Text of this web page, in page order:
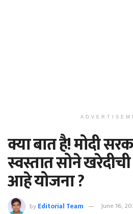
क्या बात है! मोदी
स्वस्तात सोने
आहे ​​योजना ?
byEditorial Team June 16,